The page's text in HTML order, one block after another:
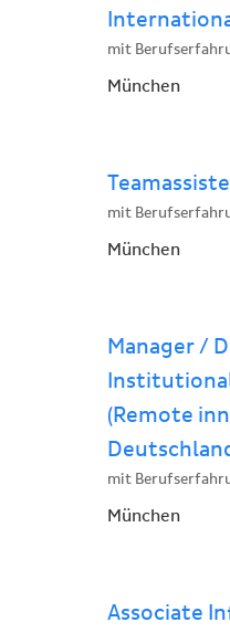
mit
München
mit
München
Manager /
(Remote
mit
München
Associate